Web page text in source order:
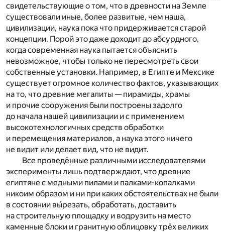
свидетельствующие о том, что в древности на Земле
существовали иные, более развитые, чем наша,
цивилизации, наука пока что придерживается старой
концепции. Порой это даже доходит до абсурдного,
когда современная наука пытается объяснить
невозможное, чтобы только не пересмотреть свои
собственные установки. Например, в Египте и Мексике
существует огромное количество фактов, указывающих
на то, что древние мегалиты — пирамиды, храмы
и прочие сооружения были построены задолго
до начала нашей цивилизации и с применением
высокотехнологичных средств обработки
и перемещения материалов, а наука этого ничего
не видит или делает вид, что не видит.
Все проведённые различными исследователями
эксперименты лишь подтверждают, что древние
египтяне с медными пилами и палками-копалками
никоим образом и ни при каких обстоятельствах не были
в состоянии вы́резать, обработать, доставить
на строительную площадку и водрузить на место
каменные блоки и гранитную облицовку трёх великих